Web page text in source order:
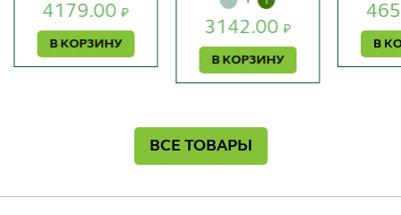
4179.00₽
В КОРЗИНУ
3142.00₽
В КОРЗИНУ
В
ВСЕ ТОВАРЫ